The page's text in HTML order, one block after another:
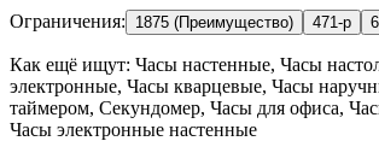
Ограничения: 1875 (Преимущество) 471-р
Как ещё ищут: Часы настенные, Часы
электронные, Часы кварцевые, Часы
таймером, Секундомер, Часы для офиса,
Часы электронные настенные